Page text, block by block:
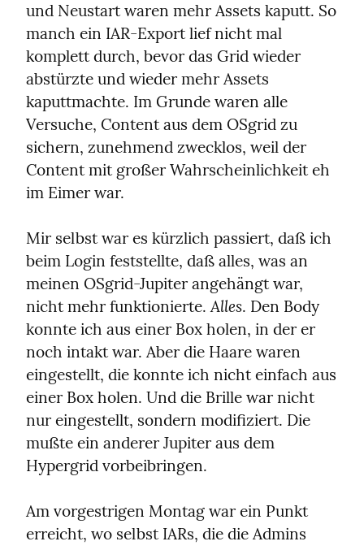
und Neustart waren mehr Assets kaputt. So
manch ein IAR-Export lief nicht mal
komplett durch, bevor das Grid wieder
abstürzte und wieder mehr Assets
kaputtmachte. Im Grunde waren alle
Versuche, Content aus dem OSgrid zu
sichern, zunehmend zwecklos, weil der
Content mit großer Wahrscheinlichkeit eh
im Eimer war.
Mir selbst war es kürzlich passiert, daß ich
beim Login feststellte, daß alles, was an
meinen OSgrid-Jupiter angehängt war,
nicht mehr funktionierte. Alles. Den Body
konnte ich aus einer Box holen, in der er
noch intakt war. Aber die Haare waren
eingestellt, die konnte ich nicht einfach aus
einer Box holen. Und die Brille war nicht
nur eingestellt, sondern modifiziert. Die
mußte ein anderer Jupiter aus dem
Hypergrid vorbeibringen.
Am vorgestrigen Montag war ein Punkt
erreicht, wo selbst IARs, die die Admins